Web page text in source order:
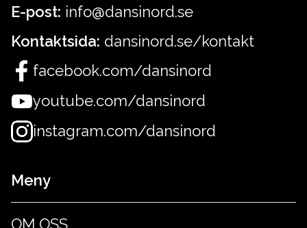
E-post: info@dansinord.se
Kontaktsida: dansinord.se/kontakt
facebook.com/dansinord
youtube.com/dansinord
instagram.com/dansinord
Meny
OM OSS